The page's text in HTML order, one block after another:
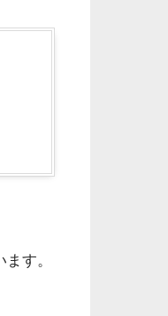
す。